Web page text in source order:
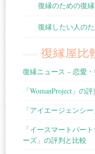
復縁のための復
復縁したい人の
復縁屋比
復縁ニュース – 恋愛
「WomanProject」の
「アイエージェンシ
「イースマートパー
ーズ」の評判と比較